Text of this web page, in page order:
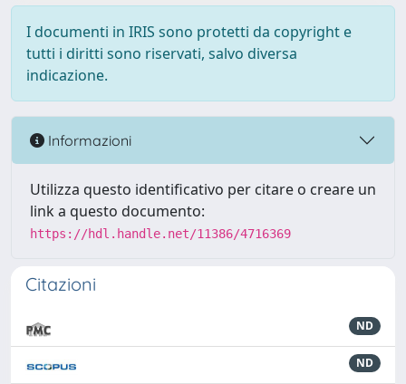
I documenti in IRIS sono protetti da copyright e
tutti i diritti sono riservati, salvo diversa
indicazione.
Informazioni
Utilizza questo identificativo per citare o creare un
link a questo documento:
https://hdl.handle.net/11386/4716369
Citazioni
ND
ND